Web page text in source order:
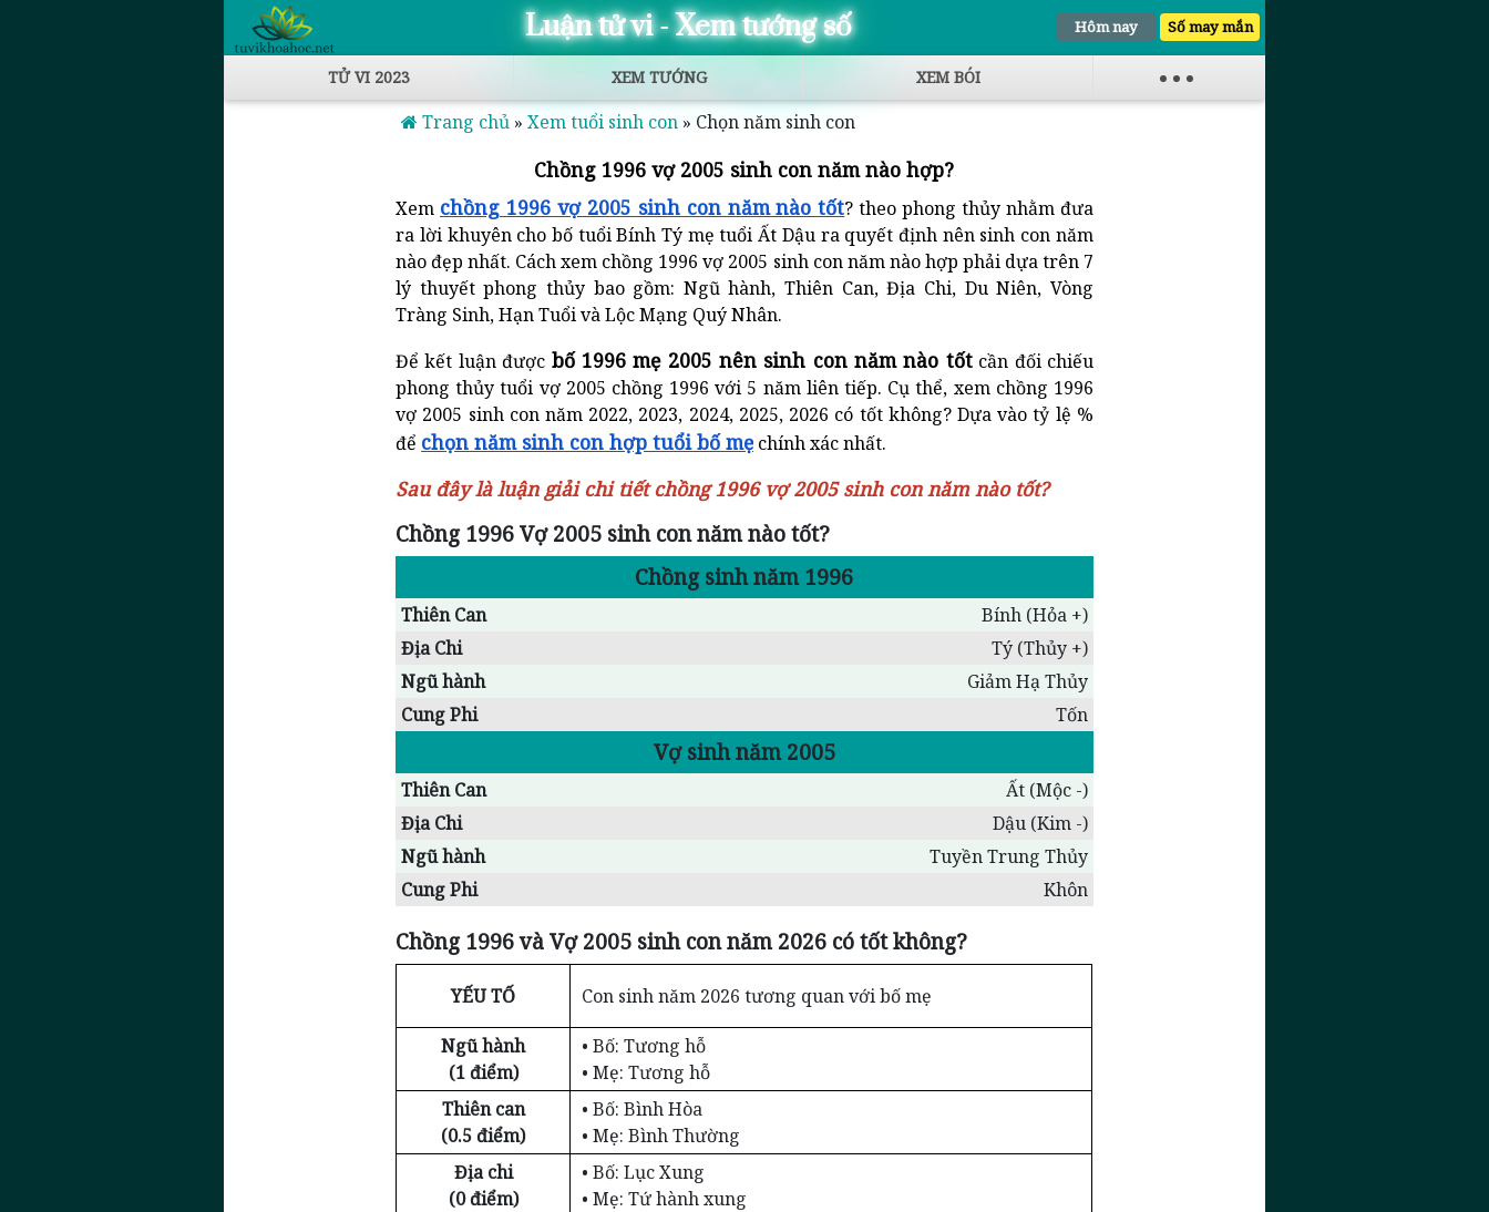
Luận tử vi - Xem tướng số Hôm nay Số may mắn
TỬ VI 2023 XEM TƯỚNG XEM BÓI
Trang chủ »Xem tuổi sinh con » Chọn năm sinh con
Chồng 1996 vợ 2005 sinh con năm nào hợp?
Xem chồng 1996 vợ 2005 sinh con năm nào tốt? theo phong thủy nhằm đưa
ra lời khuyên cho bố tuổi Bính Tý mẹ tuổi Ất Dậu ra quyết định nên sinh con năm
nào đẹp nhất. Cách xem chồng 1996 vợ 2005 sinh con năm nào hợp phải dựa trên 7
lý thuyết phong thủy bao gồm: Ngũ hành, Thiên Can, Địa Chi, Du Niên, Vòng
Tràng Sinh, Hạn Tuổi và Lộc Mạng Quý Nhân.
Để kết luận được bố 1996 mẹ 2005 nên sinh con năm nào tốtcần đối chiếu
phong thủy tuổi vợ 2005 chồng 1996 với 5 năm liên tiếp. Cụ thể, xem chồng 1996
vợ 2005 sinh con năm 2022, 2023, 2024, 2025, 2026 có tốt không? Dựa vào tỷ lệ %
để chọn năm sinh con hợp tuổi bố mẹ chính xác nhất.
Sau đây là luận giải chi tiết chồng 1996 vợ 2005 sinh con năm nào tốt?
Chồng 1996 Vợ 2005 sinh con năm nào tốt?
Chồng sinh năm 1996
Thiên Can
Bính (Hỏa +)
Địa Chi
Tý (Thủy +)
Ngũ hành
Giảm Hạ Thủy
Cung Phi
Tốn
Vợ sinh năm 2005
Thiên Can
Ất (Mộc -)
Địa Chi
Dậu (Kim -)
Ngũ hành
Tuyền Trung Thủy
Cung Phi
Khôn
Chồng 1996 và Vợ 2005 sinh con năm 2026 có tốt không?
YẾU TỐ Con sinh năm 2026 tương quan với bố mẹ
Ngũ hành
(1 điểm)
• Bố: Tương hỗ
• Mẹ: Tương hỗ
Thiên can
(0.5 điểm)
• Bố: Bình Hòa
• Mẹ: Bình Thường
Địa chi
(0 điểm)
• Bố: Lục Xung
• Mẹ: Tứ hành xung